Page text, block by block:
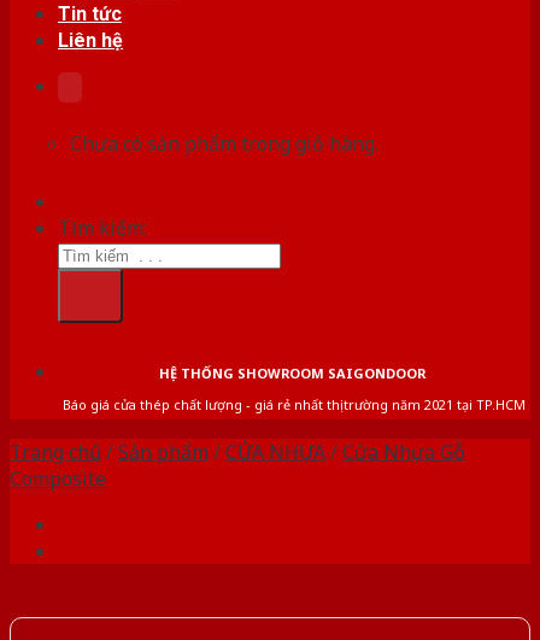
Tin tức
Liên hệ
Chưa có sản phẩm trong giỏ hàng.
Tìm kiếm:
HỆ THỐNG SHOWROOM SAIGONDOOR
Báo giá cửa thép chất lượng - giá rẻ nhất thị trường năm 2021 tại TP.HCM
Trang chủ /Sản phẩm /CỬA NHỰA/Cửa Nhựa Gỗ
Composite